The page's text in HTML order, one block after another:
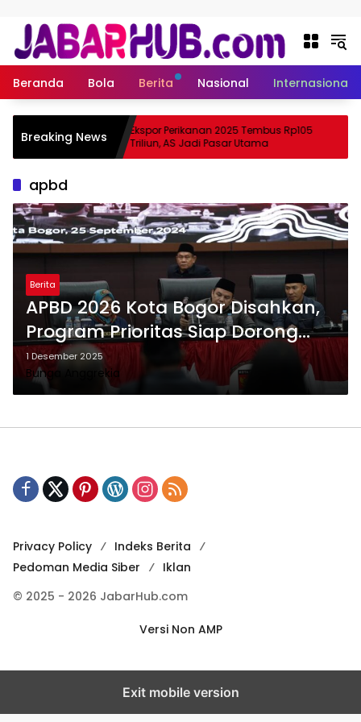
Beranda Bola Berita Nasional Internasional
Breaking News
Suzuki?
Ekspor Perikanan 2025 Tembus Rp105
Triliun, AS Jadi Pasar Utama
apbd
Berita
APBD 2026 Kota Bogor Disahkan,
Program Prioritas Siap Dorong
Pembangunan Kota
1 Desember 2025
Bunga Anggrekia
Privacy Policy
Indeks Berita
Pedoman Media Siber
Iklan
© 2025 - 2026 JabarHub.com
Versi Non AMP
Exit mobile version